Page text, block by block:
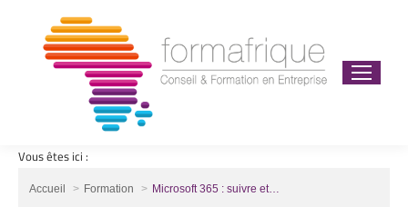
Vous êtes ici :
Vous êtes ici :
Accueil Formation Microsoft 365 : suivre et…